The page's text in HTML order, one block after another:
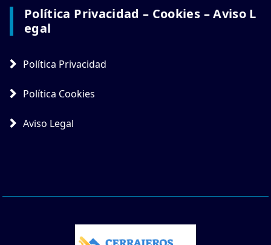
Política Privacidad – Cookies – Aviso L
Egal
Política Privacidad
Política Cookies
Aviso Legal